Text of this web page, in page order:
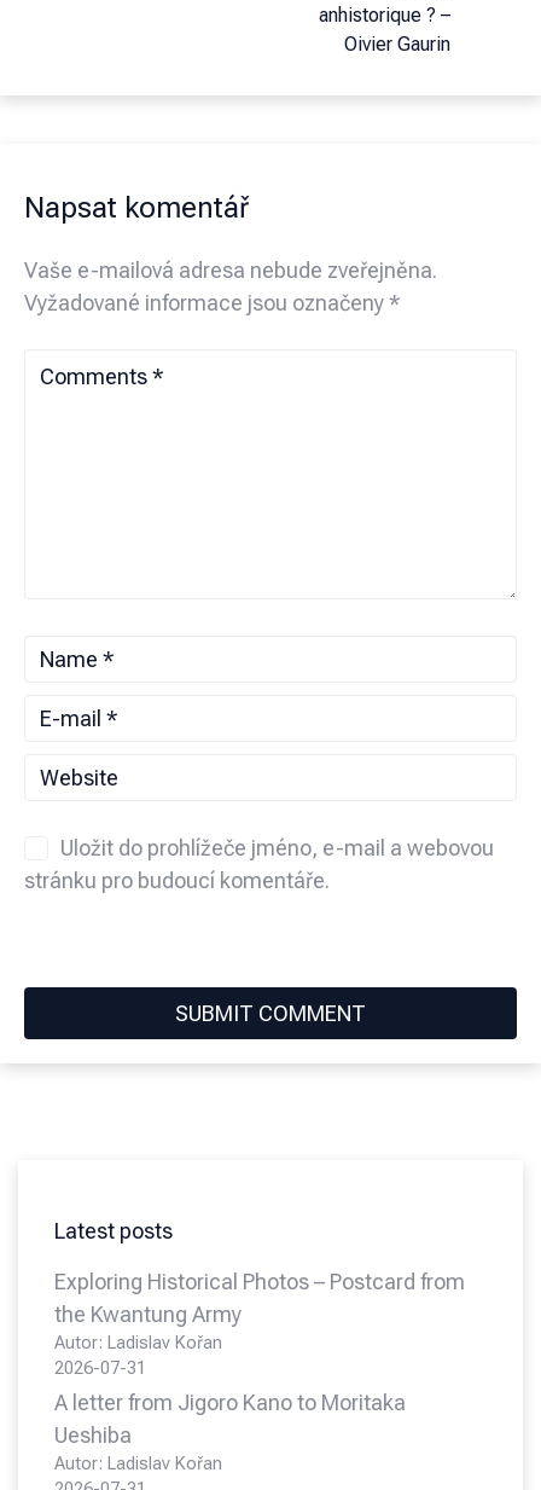
anhistorique ? –
Oivier Gaurin
Napsat komentář
Vaše e-mailová adresa nebude zveřejněna.
Vyžadované informace jsou označeny*
Uložit do prohlížeče jméno, e-mail a webovou
stránku pro budoucí komentáře.
Latest posts
Exploring Historical Photos – Postcard from
the Kwantung Army
Autor: Ladislav Kořan
2026-07-31
A letter from Jigoro Kano to Moritaka
Ueshiba
Autor: Ladislav Kořan